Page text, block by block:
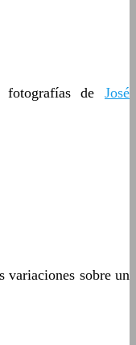
de José
variaciones sobre un